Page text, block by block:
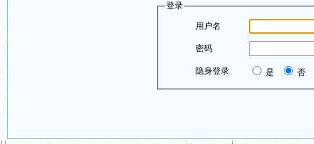
登录
用户名
密码
隐身登录 是 否